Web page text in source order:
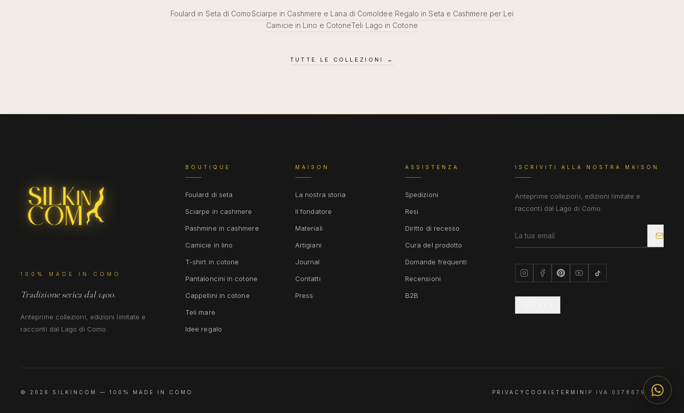
Foulard in Seta di ComoSciarpe in Cashmere e Lana di ComoIdee Regalo in Seta e Cashmere per Lei
Camicie in Lino e CotoneTeli Lago in Cotone
TUTTE LE COLLEZIONI →
100% MADE IN COMO
Tradizione serica dal 1400.
Anteprime collezioni, edizioni limitate e
racconti dal Lago di Como.
BOUTIQUE
Foulard di seta
Sciarpe in cashmere
Pashmine in cashmere
Camicie in lino
T-shirt in cotone
Pantaloncini in cotone
Cappellini in cotone
Teli mare
Idee regalo
MAISON
La nostra storia
Il fondatore
Materiali
Artigiani
Journal
Contatti
Press
ASSISTENZA
Spedizioni
Resi
Diritto di recesso
Cura del prodotto
Domande frequenti
Recensioni
B2B
ISCRIVITI ALLA NOSTRA MAISON
Anteprime collezioni, edizioni limitate e
racconti dal Lago di Como.
© 2026 SILKINCOM — 100% MADE IN COMO PRIVACY COOKIE TERMINI P.IVA 03786790133